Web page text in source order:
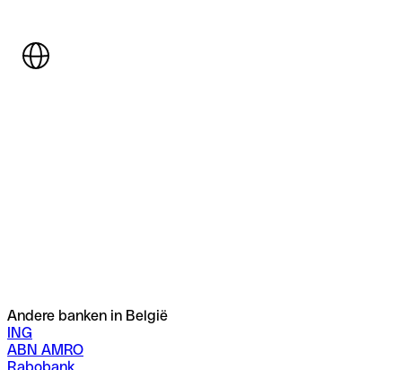
Andere banken in België
ING
ABN AMRO